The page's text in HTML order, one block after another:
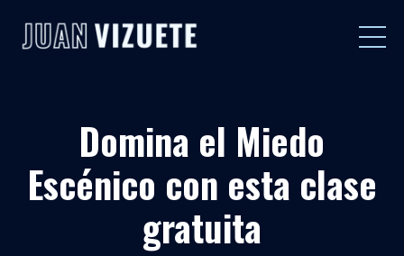
Domina el Miedo
Escénico con esta clase
gratuita